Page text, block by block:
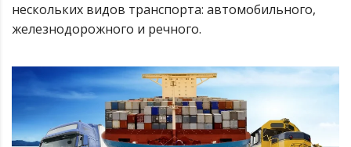
нескольких видов транспорта: автомобильного,
железнодорожного и речного.